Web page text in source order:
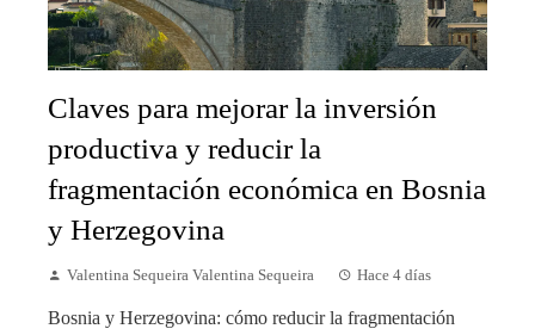
Claves para mejorar la inversión
productiva y reducir la
fragmentación económica en Bosnia
y Herzegovina
Valentina Sequeira Valentina Sequeira Hace 4 días
Bosnia y Herzegovina: cómo reducir la fragmentación